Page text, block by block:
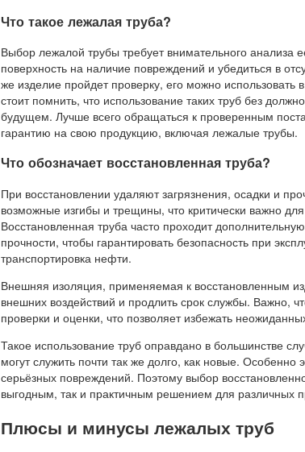
Что такое лежалая труба?
Выбор лежалой трубы требует внимательного анализа
поверхность на наличие повреждений и убедиться в
же изделие пройдет проверку, его можно использовать
стоит помнить, что использование таких труб без
будущем. Лучше всего обращаться к проверенным
гарантию на свою продукцию, включая лежалые трубы.
Что обозначает восстановленная труба?
При восстановлении удаляют загрязнения, осадки и
возможные изгибы и трещины, что критически важно
Восстановленная труба часто проходит
прочности, чтобы гарантировать безопасность при
транспортировка нефти.
Внешняя изоляция, применяемая к восстановленным
внешних воздействий и продлить срок службы. Важно,
проверки и оценки, что позволяет избежать
Такое использование труб оправдано в большинстве
могут служить почти так же долго, как новые. Особенно
серьёзных повреждений. Поэтому выбор
выгодным, так и практичным решением для различных
Плюсы и минусы лежалых труб